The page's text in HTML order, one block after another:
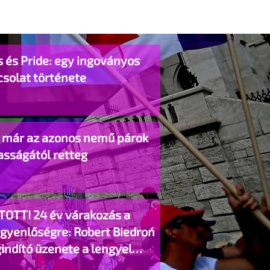
és Pride: egy ingoványos
története
már az azonos nemű párok
retteg
24 év várakozás a
Robert Biedroń
üzenete a lengyel
élettársi kapcsolatokért